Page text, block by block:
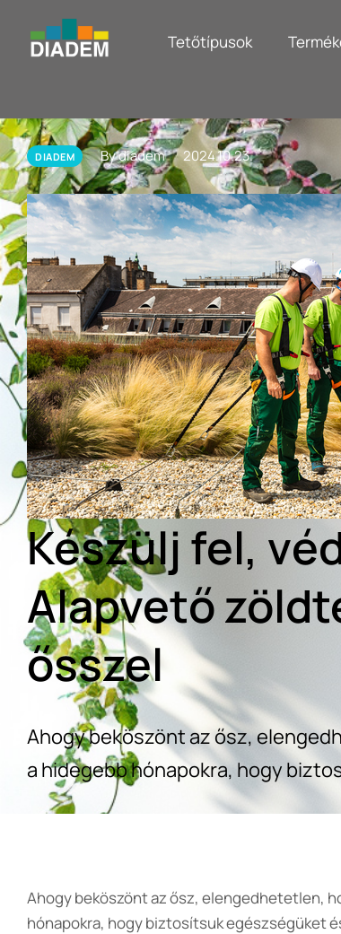
Tetőtípusok
DIADEM By diadem 2024.10.23.
Készülj fel,
Alapvető
ősszel
Ahogy beköszönt az ősz,
a hidegebb hónapokra, hogy
Ahogy beköszönt az ősz, elengedhetetlen,
hónapokra, hogy biztosítsuk egészségüket